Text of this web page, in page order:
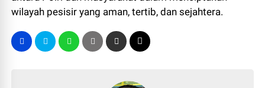
wilayah pesisir yang aman, tertib, dan sejahtera.